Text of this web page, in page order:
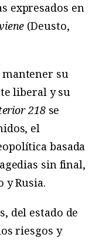
expresados en
(Deusto,
mantener su
liberal y su
218se
el
basada
sin final,
y Rusia.
del estado de
riesgos y